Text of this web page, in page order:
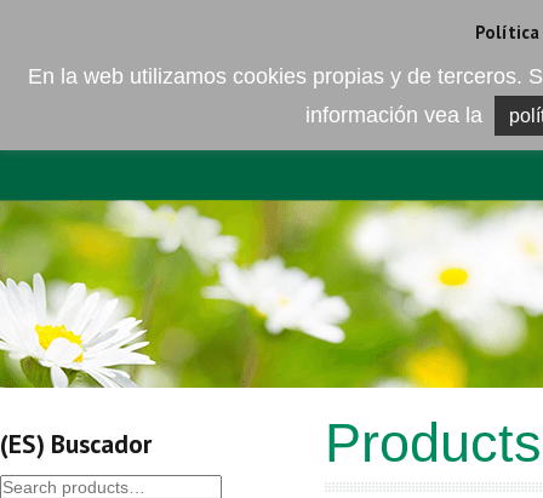
EMPRESA ELEMENTO DEL
Products
(ES) Buscador
Política
En la web utilizamos cookies propias y de terceros.
información vea la